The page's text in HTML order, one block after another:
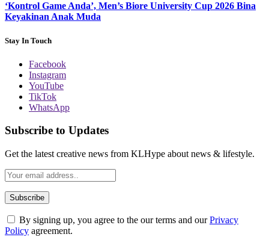
‘Kontrol Game Anda’, Men’s Biore University Cup 2026 Bina
Keyakinan Anak Muda
Stay In Touch
Facebook
Instagram
YouTube
TikTok
WhatsApp
Subscribe to Updates
Get the latest creative news from KLHype about news & lifestyle.
By signing up, you agree to the our terms and ourPrivacy
Policy agreement.